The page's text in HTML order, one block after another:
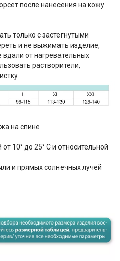
после нанесения на кожу
только с застегнутыми
и не выжимать изделие,
от нагревательных
растворители,
на спине
10° до 25° С и относительной
и прямых солнечных лучей